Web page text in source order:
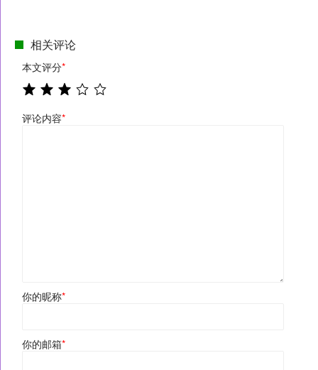
相关评论
本文评分*
评论内容*
你的昵称*
你的邮箱*